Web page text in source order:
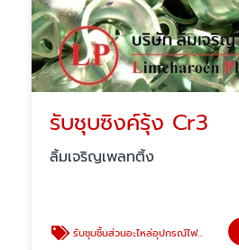
รับชุบซิงค์รุ้ง Cr3
ลิ้มเจริญเพลทติ้ง
รับชุบชิ้นส่วนอะไหล่อุปกรณ์ไฟฟ้า